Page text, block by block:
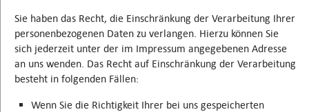
Sie haben das Recht, die Einschränkung der Verarbeitung Ihrer
personenbezogenen Daten zu verlangen. Hierzu können Sie
sich jederzeit unter der im Impressum angegebenen Adresse
an uns wenden. Das Recht auf Einschränkung der Verarbeitung
besteht in folgenden Fällen:
Wenn Sie die Richtigkeit Ihrer bei uns gespeicherten